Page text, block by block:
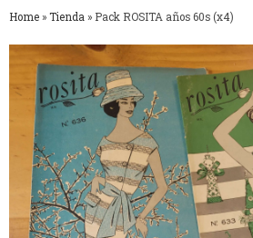
Home » Tienda » Pack ROSITA años 60s (x4)